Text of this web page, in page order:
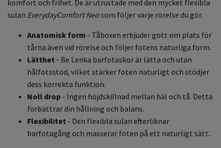
komfort och frihet. De är utrustade med den mycket flexibla
sulan EverydayComfort Neosom följer varje rörelse du gör.
Anatomisk form - Tåboxen erbjuder gott om plats för
tårna även vid rörelse och följer fotens naturliga form.
Lätthet - Be Lenka barfotaskor är lätta och utan
hålfotsstöd, vilket stärker foten naturligt och stödjer
dess korrekta funktion.
Noll drop - Ingen höjdskillnad mellan häl och tå. Detta
förbättrar din hållning och balans.
Flexibilitet - Den flexibla sulan efterliknar
barfotagång och masserar foten på ett naturligt sätt.